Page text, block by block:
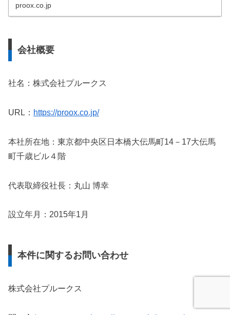
proox.co.jp
会社概要
社名：株式会社プルークス
URL： https://proox.co.jp/
本社所在地：東京都中央区日本橋大伝馬町14－17大伝馬
町千歳ビル４階
代表取締役社長：丸山 博幸
設立年月：2015年1月
本件に関するお問い合わせ
株式会社プルークス